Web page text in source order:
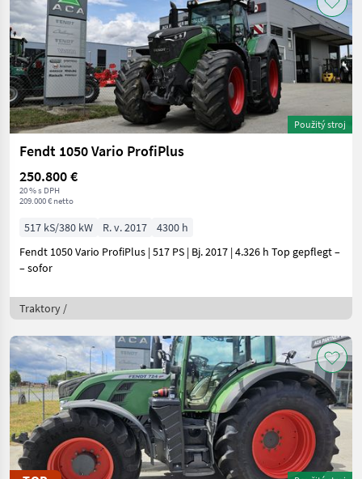
Použitý stroj
Fendt 1050 Vario ProfiPlus
250.800 €
20 % s DPH
209.000 € netto
517 kS/380 kW R. v. 2017
4300 h
Fendt 1050 Vario ProfiPlus | 517 PS | Bj. 2017 | 4.326 h Top gepflegt –
– sofor
Traktory /